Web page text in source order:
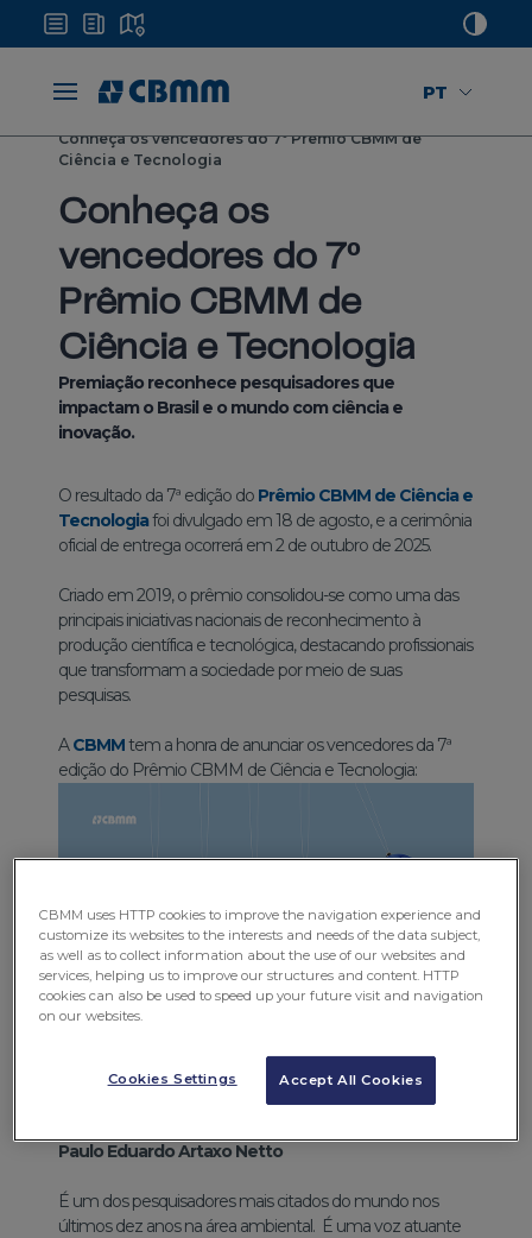
PT
Conheça os vencedores do 7º Prêmio CBMM de
Ciência e Tecnologia
Conheça os
vencedores do 7º
Prêmio CBMM de
Ciência e Tecnologia
Premiação reconhece pesquisadores que
impactam o Brasil e o mundo com ciência e
inovação.
O resultado da 7ª edição do Prêmio CBMM de Ciência e
Tecnologiafoi divulgado em 18 de agosto, e a cerimônia
oficial de entrega ocorrerá em 2 de outubro de 2025.
Criado em 2019, o prêmio consolidou-se como uma das
principais iniciativas nacionais de reconhecimento à
produção científica e tecnológica, destacando profissionais
que transformam a sociedade por meio de suas
pesquisas.
ACBMMtem a honra de anunciar os vencedores da 7ª
edição do Prêmio CBMM de Ciência e Tecnologia:
Categoria Ciência
Paulo Eduardo Artaxo Netto
É um dos pesquisadores mais citados do mundo nos
últimos dez anos na área ambiental. É uma voz atuante
CBMM uses HTTP cookies to improve the navigation experience and
customize its websites to the interests and needs of the data subject,
as well as to collect information about the use of our websites and
services, helping us to improve our structures and content. HTTP
cookies can also be used to speed up your future visit and navigation
on our websites.
Accept All Cookies
Cookies Settings